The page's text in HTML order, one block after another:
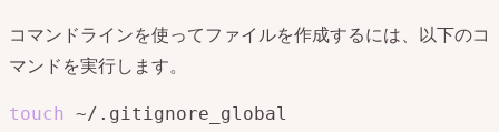
コマンドラインを使ってファイルを作成するには、以下のコ
マンドを実行します。
touch ~/.gitignore_global